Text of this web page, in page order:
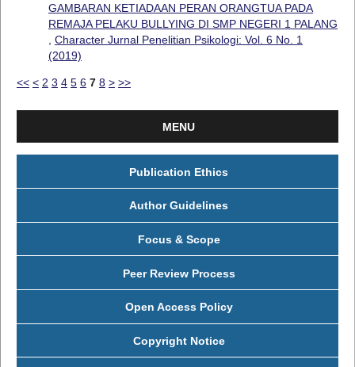
GAMBARAN KETIADAAN PERAN ORANGTUA PADA
REMAJA PELAKU BULLYING DI SMP NEGERI 1 PALANG
Character Jurnal Penelitian Psikologi: Vol. 6 No. 1
(2019)
<< < 2 3 4 5 6 7 8 > >>
MENU
Publication Ethics
Author Guidelines
Focus & Scope
Peer Review Process
Open Access Policy
Copyright Notice